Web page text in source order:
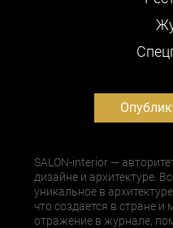
SALON-interior —
дизайне и архитектуре.
уникальное в
что создается в стране и
отражение в журнале,